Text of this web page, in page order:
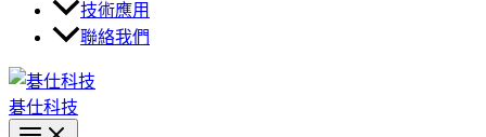
技術應用
聯絡我們
碁仕科技